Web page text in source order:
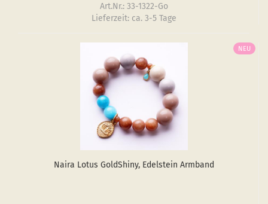
Art.Nr.: 33-1322-Go
Lieferzeit: ca. 3-5 Tage
NEU
Naira Lotus GoldS­hiny, Edel­stein Arm­band